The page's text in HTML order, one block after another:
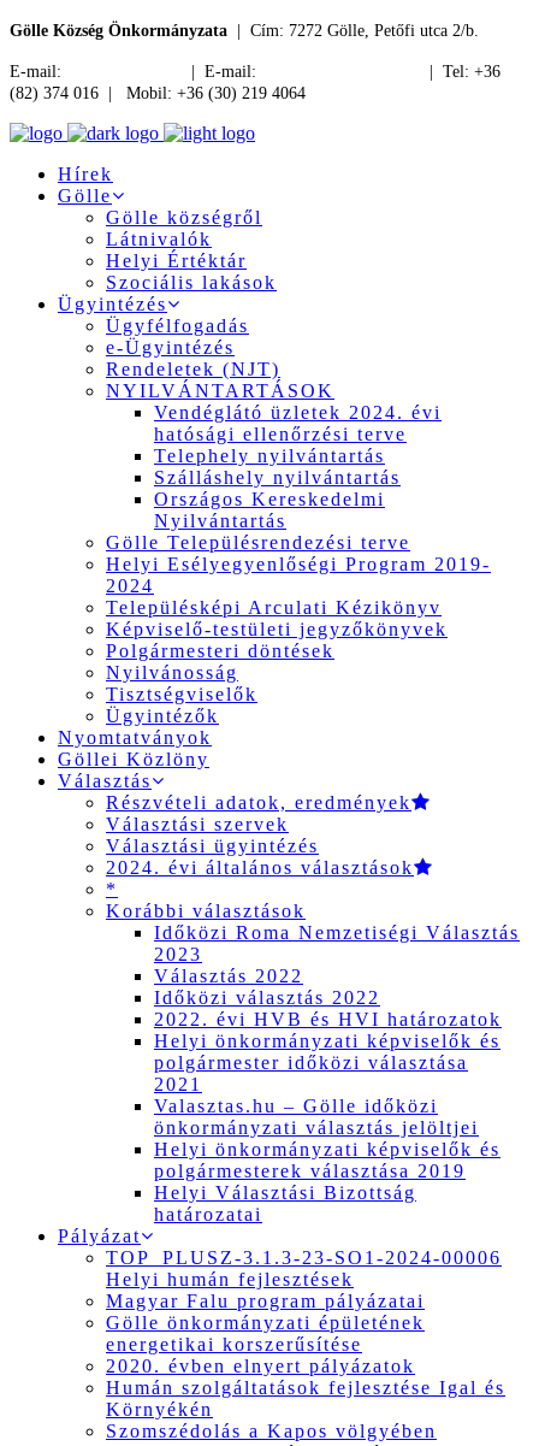
Gölle Község Önkormányzata | Cím: 7272 Gölle, Petőfi utca 2/b.
E-mail: | E-mail:
| Tel: +36
(82) 374 016 | Mobil: +36 (30) 219 4064
Hírek
Gölle
Gölle községről
Látnivalók
Helyi Értéktár
Szociális lakások
Ügyintézés
Ügyfélfogadás
e-Ügyintézés
Rendeletek (NJT)
NYILVÁNTARTÁSOK
Vendéglátó üzletek 2024. évi
hatósági ellenőrzési terve
Telephely nyilvántartás
Szálláshely nyilvántartás
Országos Kereskedelmi
Nyilvántartás
Gölle Településrendezési terve
Helyi Esélyegyenlőségi Program 2019-
2024
Településképi Arculati Kézikönyv
Képviselő-testületi jegyzőkönyvek
Polgármesteri döntések
Nyilvánosság
Tisztségviselők
Ügyintézők
Nyomtatványok
Göllei Közlöny
Választás
Részvételi adatok, eredmények
Választási szervek
Választási ügyintézés
2024. évi általános választások
*
Korábbi választások
Időközi Roma Nemzetiségi Választás
2023
Választás 2022
Időközi választás 2022
2022. évi HVB és HVI határozatok
Helyi önkormányzati képviselők és
polgármester időközi választása
2021
Valasztas.hu – Gölle időközi
önkormányzati választás jelöltjei
Helyi önkormányzati képviselők és
polgármesterek választása 2019
Helyi Választási Bizottság
határozatai
Pályázat
TOP_PLUSZ-3.1.3-23-SO1-2024-00006
Helyi humán fejlesztések
Magyar Falu program pályázatai
Gölle önkormányzati épületének
energetikai korszerűsítése
2020. évben elnyert pályázatok
Humán szolgáltatások fejlesztése Igal és
Környékén
Szomszédolás a Kapos völgyében